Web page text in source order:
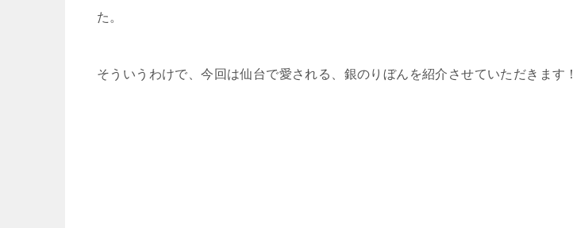
た。
そういうわけで、今回は仙台で愛される、銀のりぼんを紹介させていただきます！